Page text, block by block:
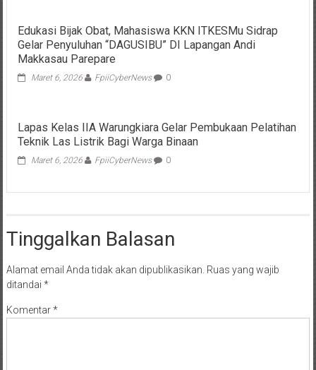
Edukasi Bijak Obat, Mahasiswa KKN ITKESMu Sidrap
Gelar Penyuluhan “DAGUSIBU” DI Lapangan Andi
Makkasau Parepare
Maret 6, 2026 FpiiCyberNews 0
Lapas Kelas IIA Warungkiara Gelar Pembukaan Pelatihan
Teknik Las Listrik Bagi Warga Binaan
Maret 6, 2026 FpiiCyberNews 0
Tinggalkan Balasan
Alamat email Anda tidak akan dipublikasikan. Ruas yang wajib
ditandai *
Komentar*